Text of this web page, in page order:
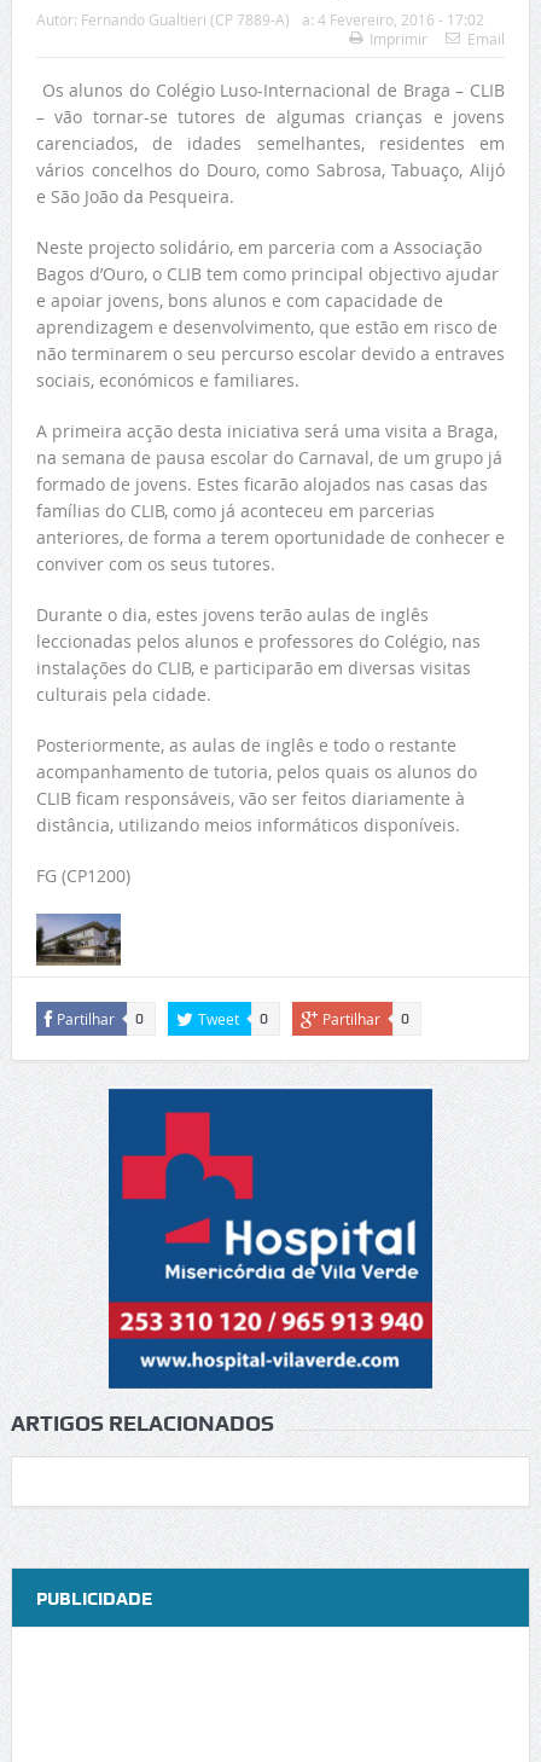
Autor: Fernando Gualtieri (CP 7889-A) a: 4 Fevereiro, 2016 - 17:02
Imprimir
Email
Os alunos do Colégio Luso-Internacional de Braga – CLIB
– vão tornar-se tutores de algumas crianças e jovens
carenciados, de idades semelhantes, residentes em
vários concelhos do Douro, como Sabrosa, Tabuaço, Alijó
e São João da Pesqueira.
Neste projecto solidário, em parceria com a Associação
Bagos d’Ouro, o CLIB tem como principal objectivo ajudar
e apoiar jovens, bons alunos e com capacidade de
aprendizagem e desenvolvimento, que estão em risco de
não terminarem o seu percurso escolar devido a entraves
sociais, económicos e familiares.
A primeira acção desta iniciativa será uma visita a Braga,
na semana de pausa escolar do Carnaval, de um grupo já
formado de jovens. Estes ficarão alojados nas casas das
famílias do CLIB, como já aconteceu em parcerias
anteriores, de forma a terem oportunidade de conhecer e
conviver com os seus tutores.
Durante o dia, estes jovens terão aulas de inglês
leccionadas pelos alunos e professores do Colégio, nas
instalações do CLIB, e participarão em diversas visitas
culturais pela cidade.
Posteriormente, as aulas de inglês e todo o restante
acompanhamento de tutoria, pelos quais os alunos do
CLIB ficam responsáveis, vão ser feitos diariamente à
distância, utilizando meios informáticos disponíveis.
FG (CP1200)
Partilhar 0 Tweet 0 Partilhar 0
ARTIGOS RELACIONADOS
PUBLICIDADE